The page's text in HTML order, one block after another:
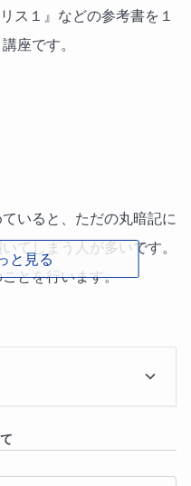
ス１』などの参考書を１
座です。
いると、ただの丸暗記に
てしまう人が多いです。
とを行います。
法分野ごとに基礎的な勉
と見る
私の分もご用意してい